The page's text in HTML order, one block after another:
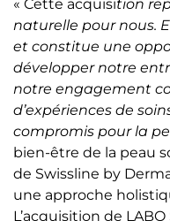
« Cette acquisition
naturelle pour nous.
et constitue une
développer notre
notre engagement
d’expériences de
compromis pour la
bien-être de la peau
de Swissline by
une approche
L’acquisition de